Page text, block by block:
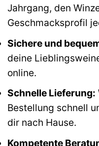
Jahrgang, den
Geschmacksprofil
Sichere und
deine
online.
Schnelle Lieferung:
Bestellung schnell
dir nach Hause.
Kompetente